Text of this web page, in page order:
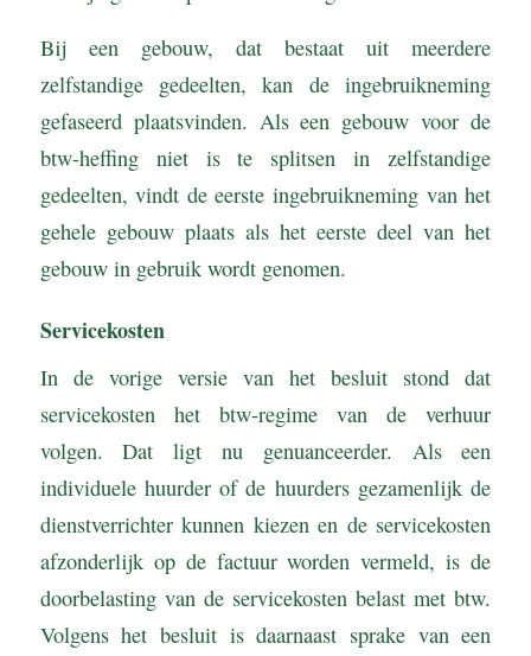
Bij een gebouw, dat bestaat uit meerdere
zelfstandige gedeelten, kan de ingebruikneming
gefaseerd plaatsvinden. Als een gebouw voor de
btw-heffing niet is te splitsen in zelfstandige
gedeelten, vindt de eerste ingebruikneming van het
gehele gebouw plaats als het eerste deel van het
gebouw in gebruik wordt genomen.
Servicekosten
In de vorige versie van het besluit stond dat
servicekosten het btw-regime van de verhuur
volgen. Dat ligt nu genuanceerder. Als een
individuele huurder of de huurders gezamenlijk de
dienstverrichter kunnen kiezen en de servicekosten
afzonderlijk op de factuur worden vermeld, is de
doorbelasting van de servicekosten belast met btw.
Volgens het besluit is daarnaast sprake van een